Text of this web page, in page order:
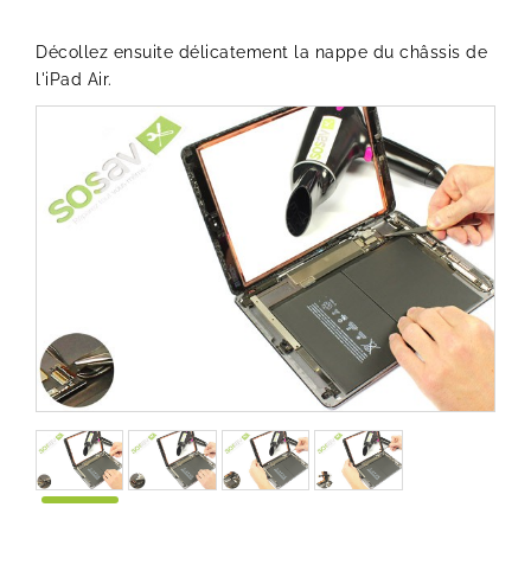
Décollez ensuite délicatement la nappe du châssis de
l'iPad Air.